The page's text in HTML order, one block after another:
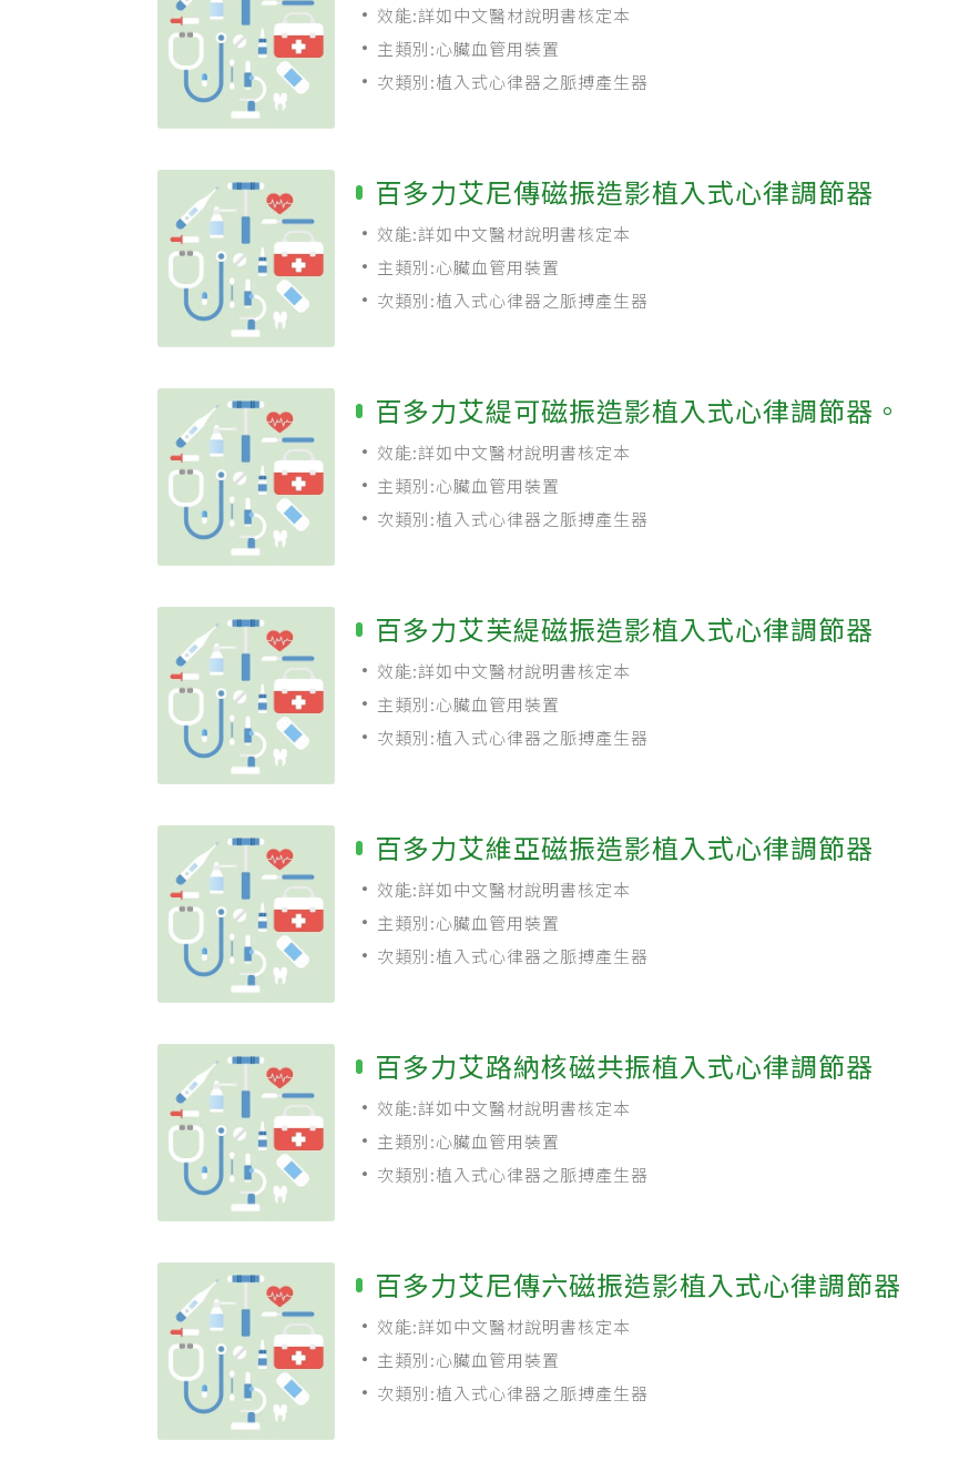
效能:詳如中文醫材說明書核定本
主類別:心臟血管用裝置
次類別:植入式心律器之脈搏產生器
百多力艾尼傳磁振造影植入式心律調節器
效能:詳如中文醫材說明書核定本
主類別:心臟血管用裝置
次類別:植入式心律器之脈搏產生器
百多力艾緹可磁振造影植入式心律調節器。
效能:詳如中文醫材說明書核定本
主類別:心臟血管用裝置
次類別:植入式心律器之脈搏產生器
百多力艾芙緹磁振造影植入式心律調節器
效能:詳如中文醫材說明書核定本
主類別:心臟血管用裝置
次類別:植入式心律器之脈搏產生器
百多力艾維亞磁振造影植入式心律調節器
效能:詳如中文醫材說明書核定本
主類別:心臟血管用裝置
次類別:植入式心律器之脈搏產生器
百多力艾路納核磁共振植入式心律調節器
效能:詳如中文醫材說明書核定本
主類別:心臟血管用裝置
次類別:植入式心律器之脈搏產生器
百多力艾尼傳六磁振造影植入式心律調節器
效能:詳如中文醫材說明書核定本
主類別:心臟血管用裝置
次類別:植入式心律器之脈搏產生器